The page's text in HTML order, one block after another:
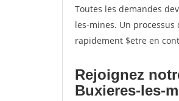
Toutes les demandes
les-mines. Un
rapidement $etre en
Rejoignez
Buxieres-les-